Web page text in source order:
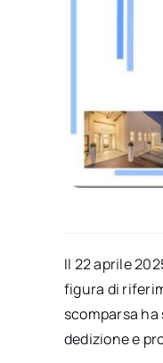
Il 22 aprile
figura di
scomparsa
dedizione e